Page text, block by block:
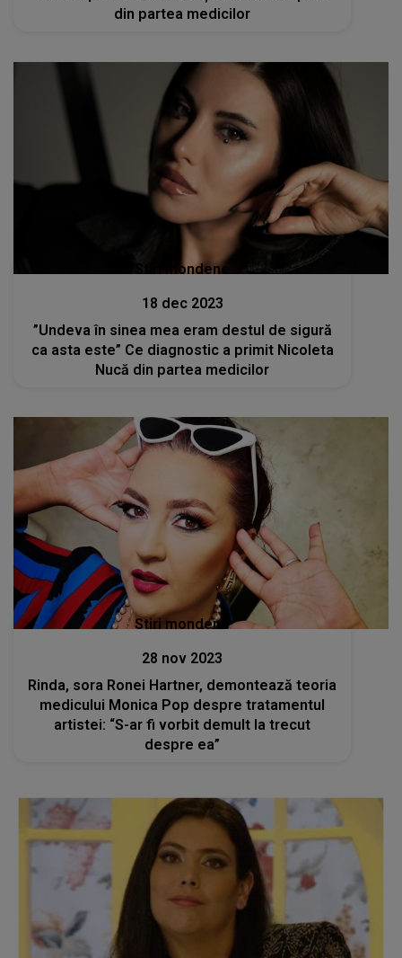
din partea medicilor
Stiri mondene
18 dec 2023
”Undeva în sinea mea eram destul de sigură
ca asta este” Ce diagnostic a primit Nicoleta
Nucă din partea medicilor
Stiri mondene
28 nov 2023
Rinda, sora Ronei Hartner, demontează teoria
medicului Monica Pop despre tratamentul
artistei: “S-ar fi vorbit demult la trecut
despre ea”